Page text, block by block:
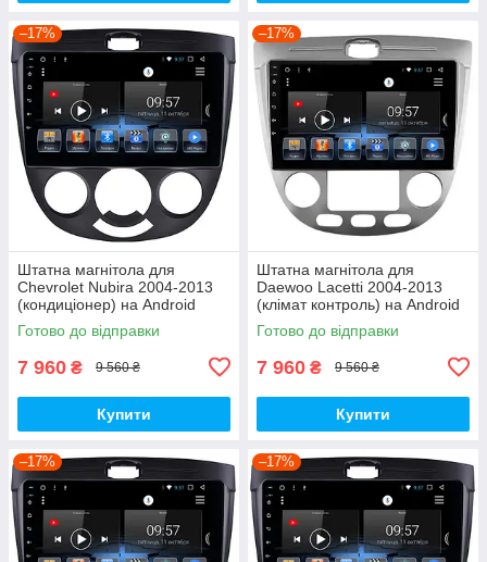
–17%
Штатна магнітола для
Chevrolet Nubira 2004-2013
(кондиціонер) на Android
Готово до відправки
7 960 ₴ 9 560 ₴
Купити
–17%
Штатна магнітола для
Daewoo Lacetti 2004-2013
(клімат контроль) на Android
Готово до відправки
7 960 ₴ 9 560 ₴
Купити
–17% –17%